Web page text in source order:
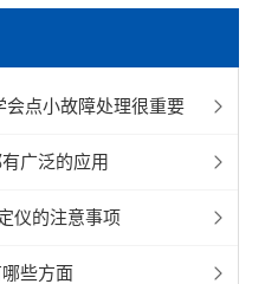
会点小故障处理很重要
广泛的应用
仪的注意事项
些方面